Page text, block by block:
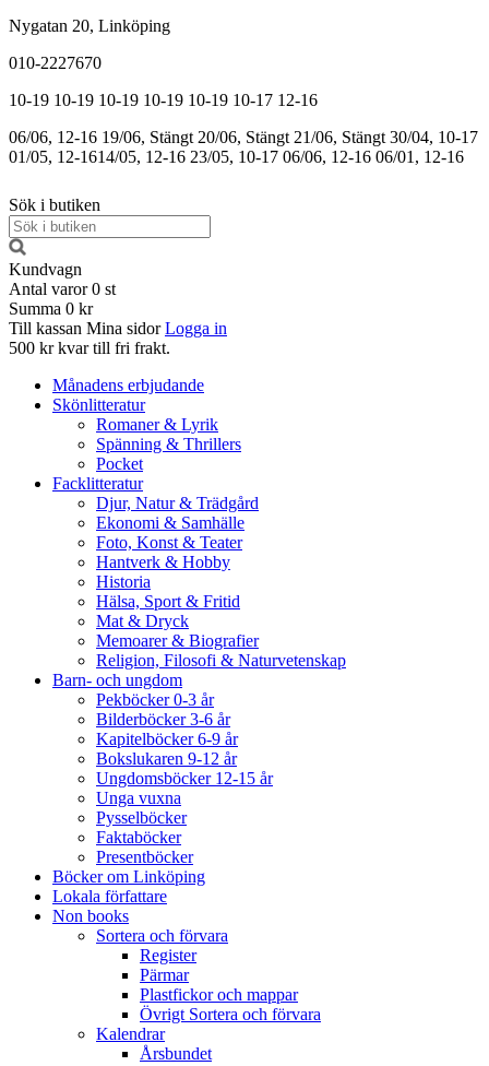
Nygatan 20, Linköping
010-2227670
10-19 10-19 10-19 10-19 10-19 10-17 12-16
06/06, 12-16 19/06, Stängt 20/06, Stängt 21/06, Stängt 30/04, 10-17
01/05, 12-1614/05, 12-16 23/05, 10-17 06/06, 12-16 06/01, 12-16
Sök i butiken
Kundvagn
Antal varor 0 st
Summa 0 kr
Till kassan Mina sidor Logga in
500 kr kvar till fri frakt.
Månadens erbjudande
Skönlitteratur
Romaner & Lyrik
Spänning & Thrillers
Pocket
Facklitteratur
Djur, Natur & Trädgård
Ekonomi & Samhälle
Foto, Konst & Teater
Hantverk & Hobby
Historia
Hälsa, Sport & Fritid
Mat & Dryck
Memoarer & Biografier
Religion, Filosofi & Naturvetenskap
Barn- och ungdom
Pekböcker 0-3 år
Bilderböcker 3-6 år
Kapitelböcker 6-9 år
Bokslukaren 9-12 år
Ungdomsböcker 12-15 år
Unga vuxna
Pysselböcker
Faktaböcker
Presentböcker
Böcker om Linköping
Lokala författare
Non books
Sortera och förvara
Register
Pärmar
Plastfickor och mappar
Övrigt Sortera och förvara
Kalendrar
Årsbundet